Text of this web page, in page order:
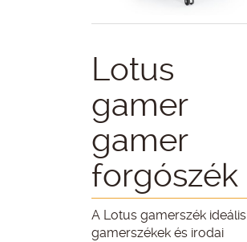
Lotus
gamer
gamer
forgószék
A Lotus gamerszék ideális
gamerszékek és irodai